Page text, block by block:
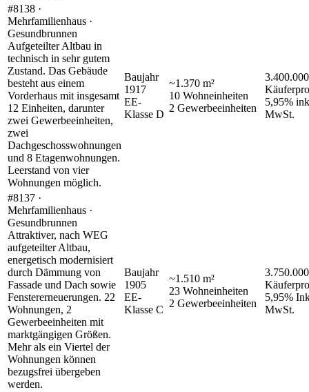
#8138 ·
Mehrfamilienhaus ·
Gesundbrunnen
Aufgeteilter Altbau in
technisch in sehr gutem
Zustand. Das Gebäude
besteht aus einem
Vorderhaus mit insgesamt
12 Einheiten, darunter
zwei Gewerbeeinheiten,
zwei
Dachgeschosswohnungen
und 8 Etagenwohnungen.
Leerstand von vier
Wohnungen möglich.
Baujahr
1917
EE-
Klasse D
~1.370 m²
10 Wohneinheiten
2 Gewerbeeinheiten
5,95%
MwSt.
#8137 ·
Mehrfamilienhaus ·
Gesundbrunnen
Attraktiver, nach WEG
aufgeteilter Altbau,
energetisch modernisiert
durch Dämmung von
Fassade und Dach sowie
Fenstererneuerungen. 22
Wohnungen, 2
Gewerbeeinheiten mit
marktgängigen Größen.
Mehr als ein Viertel der
Wohnungen können
bezugsfrei übergeben
werden.
Baujahr
1905
EE-
Klasse C
~1.510 m²
23 Wohneinheiten
2 Gewerbeeinheiten
5,95%
MwSt.